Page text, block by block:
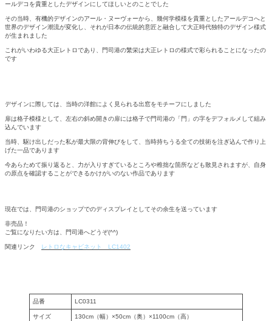
ールデコを貴重としたデザインにしてほしいとのことでした
その当時、有機的デザインのアール・ヌーヴォーから、幾何学模様を貴重としたアールデコへと
世界のデザイン潮流が変化し、それが日本の伝統的意匠と融合して大正時代独特のデザイン様式
が生まれました
これがいわゆる大正レトロであり、門司港の繁栄は大正レトロの様式で彩られることになったの
です
デザインに際しては、当時の洋館によく見られる出窓をモチーフにしました
扉は格子模様として、左右の斜め開きの扉には格子で門司港の「門」の字をデフォルメして組み
込んでいます
当時、駆け出しだった私が最大限の背伸びをして、当時持ちうる全ての技術を注ぎ込んで作り上
げた一品であります
今あらためて振り返ると、力が入りすぎているところや稚拙な箇所なども散見されますが、自身
の原点を確認することができるかけがいのない作品であります
現在では、門司港のショップでのディスプレイとしてその余生を送っています
非売品！
ご覧になりたい方は、門司港へどうぞ(^^)
関連リンク レトロなキャビネット LC1402
品番 LC0311
サイズ 130cm（幅）×50cm（奥）×1100cm（高）